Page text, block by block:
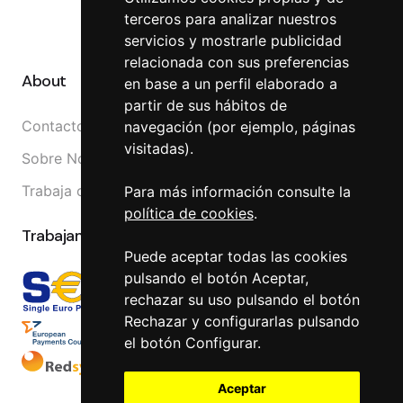
terceros para analizar nuestros
servicios y mostrarle publicidad
relacionada con sus preferencias
en base a un perfil elaborado a
partir de sus hábitos de
navegación (por ejemplo, páginas
visitadas).
Para más información consulte la
política de cookies.
Puede aceptar todas las cookies
pulsando el botón Aceptar,
rechazar su uso pulsando el botón
Rechazar y configurarlas pulsando
el botón Configurar.
Aceptar
Canal Externo
About
Contacto
Sobre Nosotros
Trabaja con nosotros
Trabajamos con